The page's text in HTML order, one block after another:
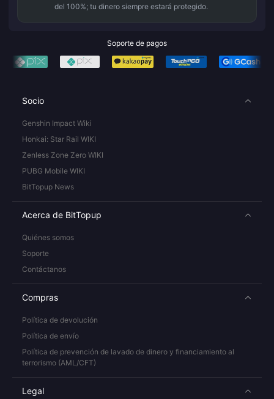
del 100%; tu dinero siempre estará protegido.
Soporte de pagos
Socio
Genshin Impact Wiki
Honkai: Star Rail WIKI
Zenless Zone Zero WIKI
PUBG Mobile WIKI
BitTopup News
Acerca de BitTopup
Quiénes somos
Soporte
Contáctanos
Compras
Política de devolución
Política de envío
Política de prevención de lavado de dinero y financiamiento al
terrorismo (AML/CFT)
Legal